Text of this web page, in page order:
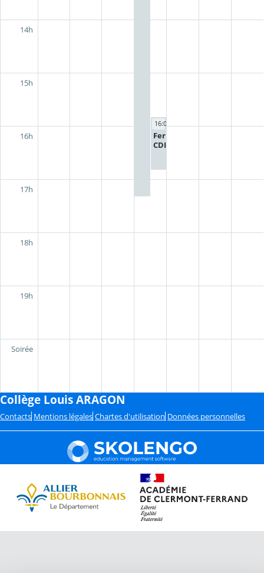
16:00 - 17:00
Fermeture
CDI
14h
15h
16h
17h
18h
19h
Soirée
Collège Louis ARAGON
Contacts Mentions légales Chartes d'utilisation Données personnelles